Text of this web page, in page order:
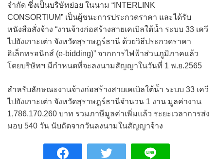
จำกัด ซึ่งเป็นบริษัทย่อย ในนาม “INTERLINK
CONSORTIUM” เป็นผู้ชนะการประกวดราคา และได้รับ
หนังสือสั่งจ้าง “งานจ้างก่อสร้างสายเคเบิลใต้นํ้า ระบบ 33 เควี
ไปยังเกาะเต่า จังหวัดสุราษฎร์ธานี ด้วยวิธีประกวดราคา
อิเล็กทรอนิกส์ (e-bidding)” จากการไฟฟ้าส่วนภูมิภาคแล้ว
โดยบริษัทฯ มีกำหนดที่จะลงนามสัญญาในวันที่ 1 พ.ย.2565
สำหรับลักษณะงานจ้างก่อสร้างสายเคเบิลใต้นํ้า ระบบ 33 เควี
ไปยังเกาะเต่า จังหวัดสุราษฎร์ธานีจํานวน 1 งาน มูลค่างาน
1,786,170,260 บาท รวมภาษีมูลค่าเพิ่มแล้ว ระยะเวลาการส่ง
มอบ 540 วัน นับถัดจากวันลงนามในสัญญาจ้าง